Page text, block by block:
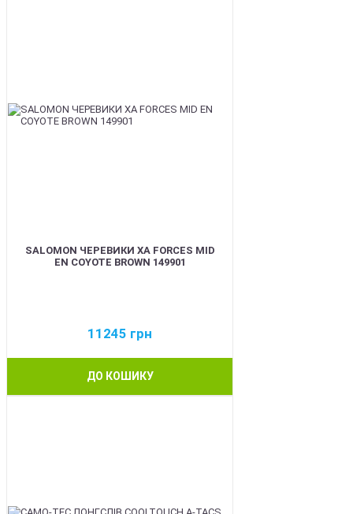
SALOMON ЧЕРЕВИКИ XA FORCES MID
EN COYOTE BROWN 149901
11245 грн
ДО КОШИКУ